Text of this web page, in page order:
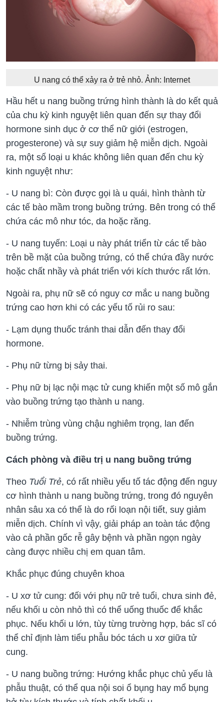
U nang có thể xảy ra ở trẻ nhỏ. Ảnh: Internet
Hầu hết u nang buồng trứng hình thành là do kết quả
của chu kỳ kinh nguyệt liên quan đến sự thay đổi
hormone sinh dục ở cơ thể nữ giới (estrogen,
progesterone) và sự suy giảm hệ miễn dịch. Ngoài
ra, một số loại u khác không liên quan đến chu kỳ
kinh nguyệt như:
- U nang bì: Còn được gọi là u quái, hình thành từ
các tế bào mầm trong buồng trứng. Bên trong có thể
chứa các mô như tóc, da hoặc răng.
- U nang tuyến: Loại u này phát triển từ các tế bào
trên bề mặt của buồng trứng, có thể chứa đầy nước
hoặc chất nhầy và phát triển với kích thước rất lớn.
Ngoài ra, phụ nữ sẽ có nguy cơ mắc u nang buồng
trứng cao hơn khi có các yếu tố rủi ro sau:
- Lạm dụng thuốc tránh thai dẫn đến thay đổi
hormone.
- Phụ nữ từng bị sảy thai.
- Phụ nữ bị lạc nội mạc tử cung khiến một số mô gắn
vào buồng trứng tạo thành u nang.
- Nhiễm trùng vùng chậu nghiêm trọng, lan đến
buồng trứng.
Cách phòng và điều trị u nang buồng trứng
Theo Tuổi Trẻ, có rất nhiều yếu tố tác động đến nguy
cơ hình thành u nang buồng trứng, trong đó nguyên
nhân sâu xa có thể là do rối loạn nội tiết, suy giảm
miễn dịch. Chính vì vậy, giải pháp an toàn tác động
vào cả phần gốc rễ gây bệnh và phần ngọn ngày
càng được nhiều chị em quan tâm.
Khắc phục đúng chuyên khoa
- U xơ tử cung: đối với phụ nữ trẻ tuổi, chưa sinh đẻ,
nếu khối u còn nhỏ thì có thể uống thuốc để khắc
phục. Nếu khối u lớn, tùy từng trường hợp, bác sĩ có
thể chỉ định làm tiểu phẫu bóc tách u xơ giữa tử
cung.
- U nang buồng trứng: Hướng khắc phục chủ yếu là
phẫu thuật, có thể qua nội soi ổ bụng hay mổ bụng